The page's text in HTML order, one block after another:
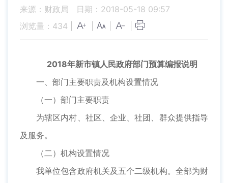
来源：财政局
日期：2018-05-18 09:57
浏览量： 434
2018年新市镇人民政府部门预算编报说明
一、部门主要职责及机构设置情况
（一）部门主要职责
为辖区内村、社区、企业、社团、群众提供指导
及服务。
（二）机构设置情况
我单位包含政府机关及五个二级机构。全部为财